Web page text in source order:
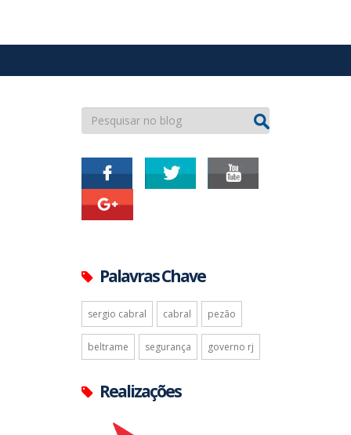
Palavras Chave
sergio cabral cabral pezão
beltrame segurança governo rj
Realizações